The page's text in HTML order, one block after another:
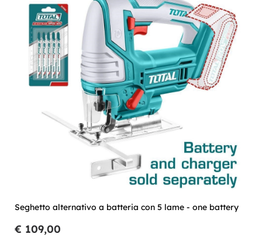
Seghetto alternativo a batteria con 5 lame - one battery
€ 109,00